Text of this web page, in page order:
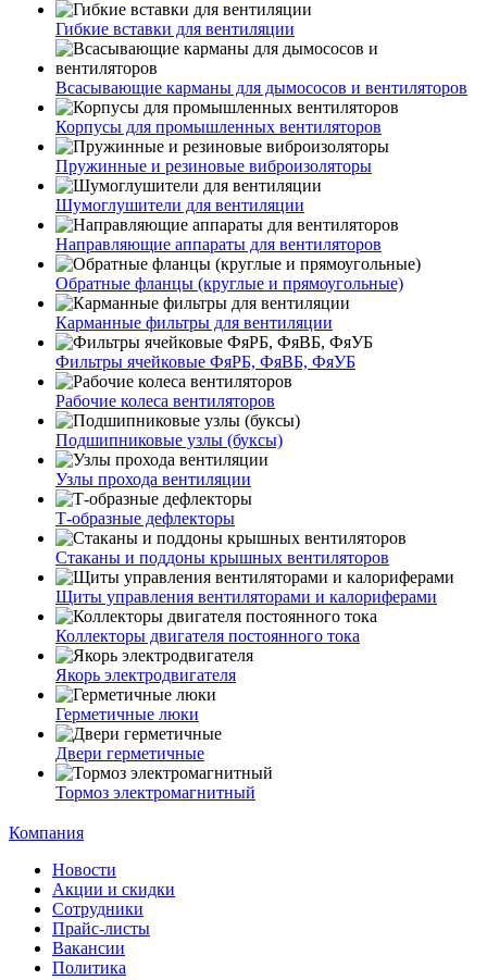
Гибкие вставки для вентиляции
Всасывающие карманы для дымососов и вентиляторов
Корпусы для промышленных вентиляторов
Пружинные и резиновые виброизоляторы
Шумоглушители для вентиляции
Направляющие аппараты для вентиляторов
Обратные фланцы (круглые и прямоугольные)
Карманные фильтры для вентиляции
Фильтры ячейковые ФяРБ, ФяВБ, ФяУБ
Рабочие колеса вентиляторов
Подшипниковые узлы (буксы)
Узлы прохода вентиляции
Т-образные дефлекторы
Стаканы и поддоны крышных вентиляторов
Щиты управления вентиляторами и калориферами
Коллекторы двигателя постоянного тока
Якорь электродвигателя
Герметичные люки
Двери герметичные
Тормоз электромагнитный
Компания
Новости
Акции и скидки
Сотрудники
Прайс-листы
Вакансии
Политика